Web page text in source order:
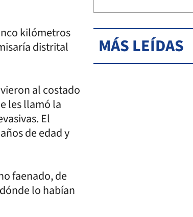
kilómetros
distrital
al costado
les llamó la
El
de edad y
faenado, de
lo habían
MÁS LEÍDAS